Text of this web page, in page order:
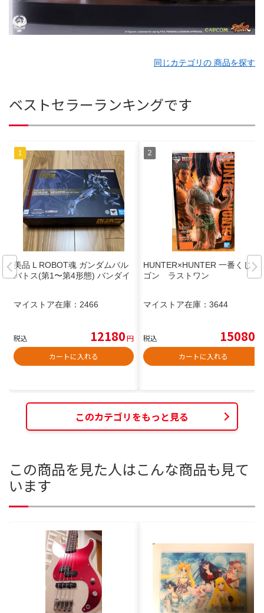
同じカテゴリの 商品を探す
ベストセラーランキングです
美品 L ROBOT魂 ガンダムバル
バトス(第1〜第4形態) バンダイ
マイストア在庫： 2466
税込 12180円
カートに入れる
HUNTER×HUNTER 一番くじ
ゴン ラストワン
マイストア在庫： 3644
税込 15080
カートに入れる
このカテゴリをもっと見る
この商品を見た人はこんな商品も見て
います